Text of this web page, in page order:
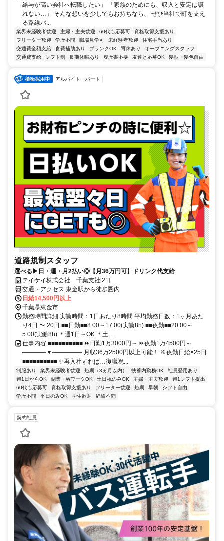
給与が高い会社へ転職したい」 「家族のためにも、収入と安定は譲
れない…」 そんな想いを少しでもお持ちなら、 ぜひ当社で町を支え
る路線バ...
業界未経験者歓迎 主婦・主夫歓迎 60代も応募可
資格取得支援あり
フリーター歓迎
学歴不問 職場見学可 未経験者歓迎
住宅手当あり
交通費全額支給
食費補助あり ブランクOK 育休あり
オープニングスタッフ
交通費支給
シフト制 長期休暇あり 履歴書不要 友達と応募OK 髪型・髪色自由
アルバイト・パート
道路規制スタッフ
選べる▶日・週・月2払い◎【月36万円可】ドリンク代支給
テイケイ株式会社 千葉支社[21]
交通・アクセス 東金駅から徒歩圏内
日給14,500円以上
千葉県東金市
勤務時間詳細 実働時間：1日あたり8時間 平均勤務日数：1ヶ月あた
り4日 〜 20日 ■■日勤■■8:00～17:00(実働8h) ■■夜勤■■20:00～
5:00(実働8h) ＊週1日～OK ＊土...
仕事内容 ■■■■■■■■■■ ⏩日勤1万3000円～ ⏩夜勤1万4500円～
――――▼――――― 月収36万2500円以上可能！ ※夜勤日給×25日
■■■■■■■■■■ ✨再入社すれば…復職祝...
制服あり 業界未経験者歓迎 短期（3ヵ月以内） 扶養内勤務OK
社員登用あり
週1日からOK
副業・WワークOK 土日祝のみOK 主婦・主夫歓迎
週1シフト提出
60代も応募可
資格取得支援あり フリーター歓迎 短期 早朝
シフト自由
学歴不問
平日のみOK 学生歓迎 経験不問
契約社員